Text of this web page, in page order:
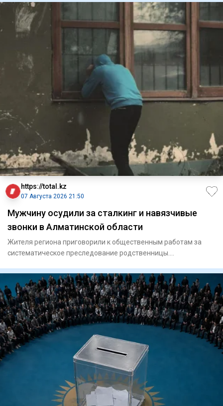
https://total.kz
07 Августа 2026 21:50
Мужчину осудили за сталкинг и навязчивые
звонки в Алматинской области
Жителя региона приговорили к общественным работам за
систематическое преследование родственницы.